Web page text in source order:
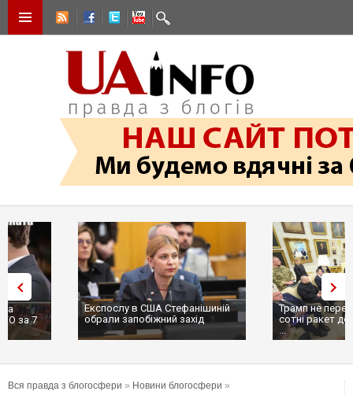
Експослу в США Стефанішиній
обрали запобіжний захід
Трамп не передасть Україні
сотні ракет до Patriot, бо у
Вся правда з блогосфери » Новини блогосфери »